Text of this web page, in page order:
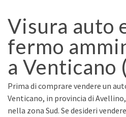
Visura auto
fermo
a Venticano
Prima di comprare vendere un
Venticano, in provincia di
nella zona Sud. Se desideri